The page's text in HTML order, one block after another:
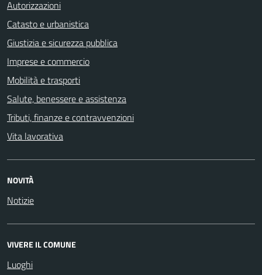
Autorizzazioni
Catasto e urbanistica
Giustizia e sicurezza pubblica
Imprese e commercio
Mobilità e trasporti
Salute, benessere e assistenza
Tributi, finanze e contravvenzioni
Vita lavorativa
NOVITÀ
Notizie
VIVERE IL COMUNE
Luoghi